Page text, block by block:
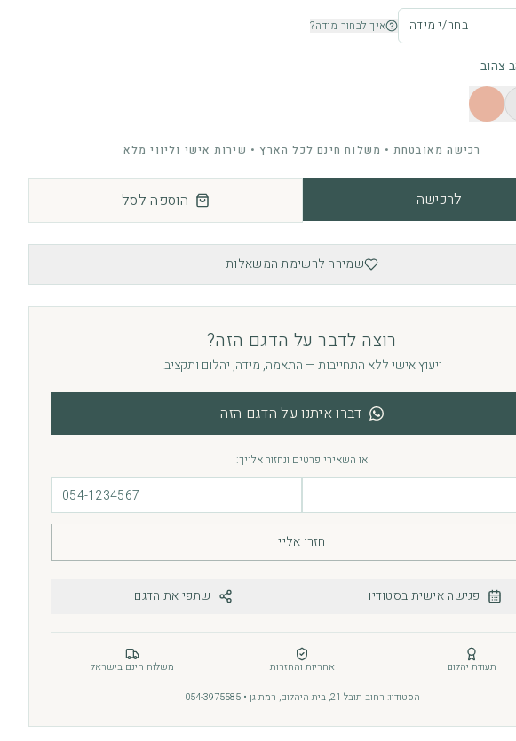
בחר/י מידה
איך לבחור מידה?
צהוב
רכישה מאובטחת • משלוח חינם לכל הארץ • שירות אישי וליווי מלא
לרכישה הוספה לסל
שמירה לרשימת המשאלות
רוצה לדבר על הדגם הזה?
ייעוץ אישי ללא התחייבות — התאמה, מידה, יהלום ותקציב.
דברו איתנו על הדגם הזה
או השאירי פרטים ונחזור אלייך:
חזרו אליי
פגישה אישית בסטודיו שתפי את הדגם
תעודת יהלום אחריות והחזרות
משלוח חינם בישראל
הסטודיו: רחוב תובל 21, בית היהלום, רמת גן • 054-3975585